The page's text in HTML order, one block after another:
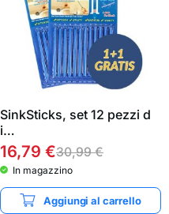
SinkSticks, set 12 pezzi d
i…
16,79 €30,99€
In magazzino
Aggiungi al carrello